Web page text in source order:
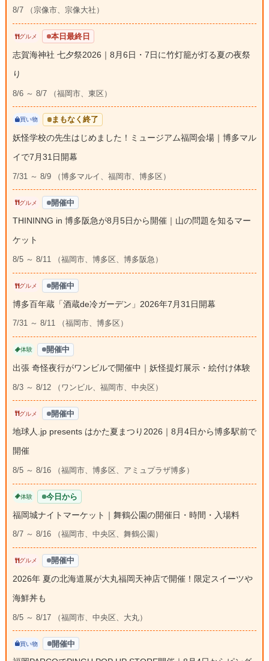
8/7 （宗像市、宗像大社）
グルメ 本日最終日
志賀海神社 七夕祭2026｜8月6日・7日に竹灯籠が灯る夏の夜祭
り
8/6 ～ 8/7 （福岡市、東区）
買い物 まもなく終了
妖怪学校の先生はじめました！ミュージアム福岡会場｜博多マル
イで7月31日開幕
7/31 ～ 8/9 （博多マルイ、福岡市、博多区）
グルメ 開催中
THININNG in 博多阪急が8月5日から開催｜山の問題を知るマー
ケット
8/5 ～ 8/11 （福岡市、博多区、博多阪急）
グルメ 開催中
博多百年蔵「酒蔵de冷ガーデン」2026年7月31日開幕
7/31 ～ 8/11 （福岡市、博多区）
体験 開催中
出張 奇怪夜行がワンビルで開催中｜妖怪提灯展示・絵付け体験
8/3 ～ 8/12 （ワンビル、福岡市、中央区）
グルメ 開催中
地球人.jp presents はかた夏まつり2026｜8月4日から博多駅前で
開催
8/5 ～ 8/16 （福岡市、博多区、アミュプラザ博多）
体験 今日から
福岡城ナイトマーケット｜舞鶴公園の開催日・時間・入場料
8/7 ～ 8/16 （福岡市、中央区、舞鶴公園）
グルメ 開催中
2026年 夏の北海道展が大丸福岡天神店で開催！限定スイーツや
海鮮丼も
8/5 ～ 8/17 （福岡市、中央区、大丸）
買い物 開催中